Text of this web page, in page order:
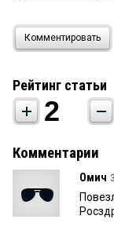
Комментировать
Рейтинг статьи
2
Комментарии
Омич